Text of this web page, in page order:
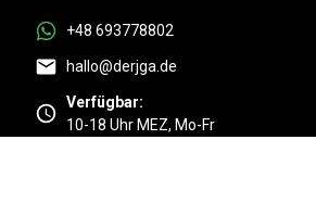
+48 693778802
hallo@derjga.de
Verfügbar:
10-18 Uhr MEZ, Mo-Fr